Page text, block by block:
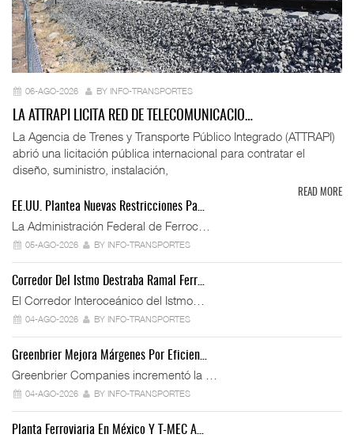
06-AGO-2026 BY INFO-TRANSPORTES
LA ATTRAPI LICITA RED DE TELECOMUNICACIO…
La Agencia de Trenes y Transporte Público Integrado (ATTRAPI)
abrió una licitación pública internacional para contratar el
diseño, suministro, instalación,
READ MORE
EE.UU. Plantea Nuevas Restricciones Pa…
La Administración Federal de Ferroc…
05-AGO-2026 BY INFO-TRANSPORTES
Corredor Del Istmo Destraba Ramal Ferr…
El Corredor Interoceánico del Istmo…
04-AGO-2026 BY INFO-TRANSPORTES
Greenbrier Mejora Márgenes Por Eficien…
Greenbrier Companies incrementó la …
04-AGO-2026 BY INFO-TRANSPORTES
Planta Ferroviaria En México Y T-MEC A…